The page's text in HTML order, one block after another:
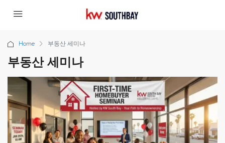
Home 부동산 세미나
부동산 세미나